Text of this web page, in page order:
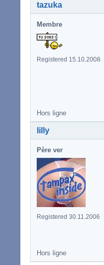
tazuka
Membre
Registered 15.10.2008
Hors ligne
lilly
Père ver
Registered 30.11.2006
Hors ligne